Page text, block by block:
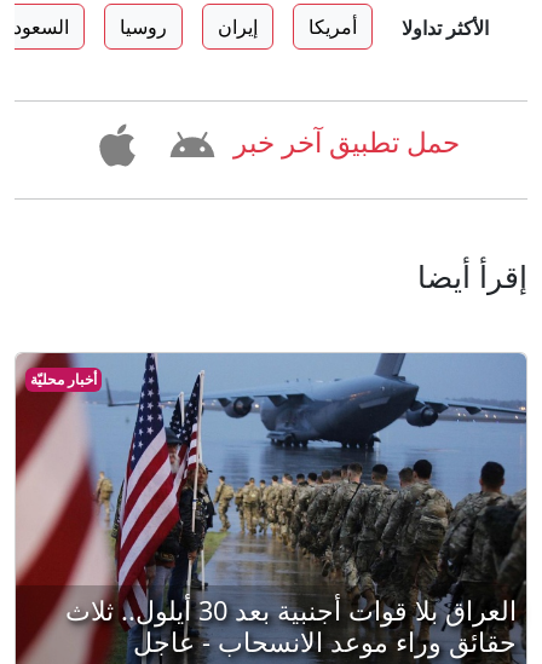
الأكثر تداولا أمريكا إيران روسيا
حمل تطبيق آخر خبر
إقرأ أيضا
أخبار محليّة
العراق بلا قوات أجنبية بعد 30 أيلول.. ثلاث
حقائق وراء موعد الانسحاب - عاجل